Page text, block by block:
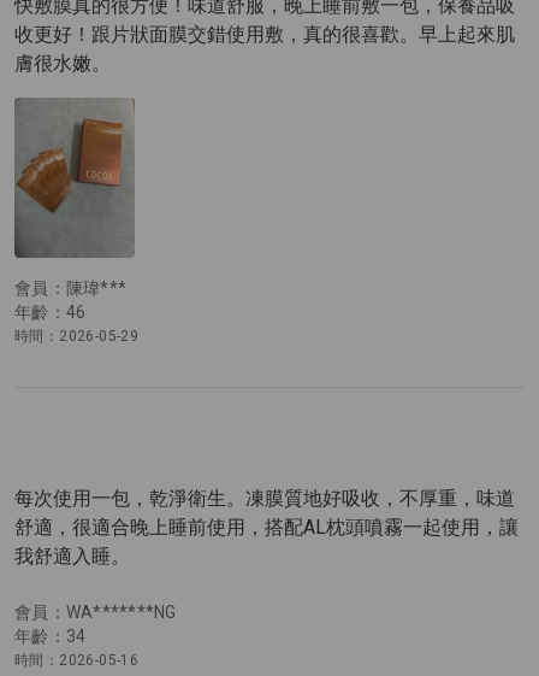
會員：陳瑋***
年齡：46
時間：2026-05-29
快敷膜真的很方便！味道舒服，晚上睡前敷一包，保養品吸
收更好！跟片狀面膜交錯使用敷，真的很喜歡。早上起來肌
膚很水嫩。
會員：WA*******NG
年齡：34
時間：2026-05-16
每次使用一包，乾淨衛生。凍膜質地好吸收，不厚重，味道
舒適，很適合晚上睡前使用，搭配AL枕頭噴霧一起使用，讓
我舒適入睡。